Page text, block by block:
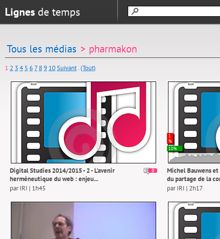
Lignes de temps
Tous les médias > pharmakon
1 2 3 4 5 67 89 10Suivant.(Tout)
0
Digital Studies 2014/2015 - 2 - L’avenir
herméneutique du web : enjeu...
par IRI | 1h45
1
%
10%
Michel Bauwens
du partage de la
par IRI | 2h17